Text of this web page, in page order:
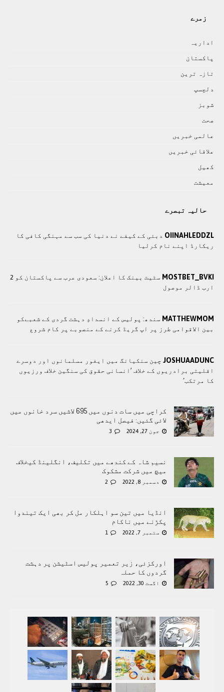
زمرے
اداريہ
پاکستان
تازہ ترين
دلچسپ
شوبز
صحت
عالمی خبريں
علاقائی خبريں
کھيل
معيشت
حالیہ تبصرے
OIINAHLEDDZL دبئی کے کیفے نے دنیا کی سب سے مہنگی کافی کا
ریکارڈ اپنے نام کرلیا
MOSTBET_BVKI
سٹیٹ بینک کا اعلان: سعودی عرب سے پاکستان کو 2
ارب ڈالر موصول
MATTHEWMOM سندھ: پوليس کے انسدادِ دہشت گردی کے شعبےکو
بین الاقوامی طرز پر اپ گریڈ کرنے کے منصوبے پر کام شروع
JOSHUAADUNC چین سنکیانگ میں ایغور مسلمانوں اور دوسرے
اقلیتی برادريوں کے خلاف ’انسانی حقوق کی سنگین خلاف ورزیوں
کا مرتکب‘
کراچی میں سات دنوں میں 695 لاشیں سرد خانوں میں
لائی گئیں: فیصل ایدھی
جون 27, 2024 3
نسیم شاہ کے کندھے میں تکلیف، انگلینڈ کیخلاف
میچ میں شرکت مشکوک
دسمبر 8, 2022 2
انڈیا میں تین سو اہلکار مل کر بھی ایک تیندوا
پکڑنے میں ناکام
ستمبر 7, 2022 1
اورکزئی، زیر تعمیر پولیس اسٹیشن پر دہشت
گردوں کا حملہ
اگست 30, 2022 5